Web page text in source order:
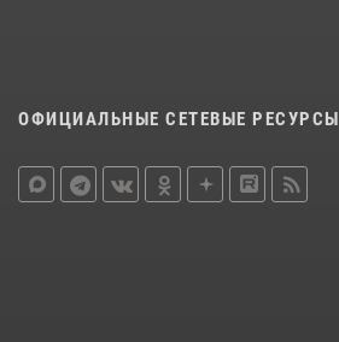
ОФИЦИАЛЬНЫЕ СЕТЕВЫЕ РЕСУРСЫ